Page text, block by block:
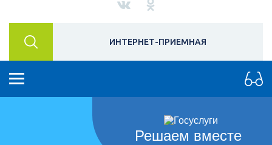
ИНТЕРНЕТ-ПРИЕМНАЯ
Решаем вместе